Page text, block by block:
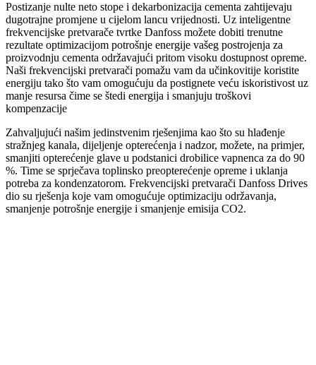
Postizanje nulte neto stope i dekarbonizacija cementa zahtijevaju
dugotrajne promjene u cijelom lancu vrijednosti. Uz inteligentne
frekvencijske pretvarače tvrtke Danfoss možete dobiti trenutne
rezultate optimizacijom potrošnje energije vašeg postrojenja za
proizvodnju cementa održavajući pritom visoku dostupnost opreme.
Naši frekvencijski pretvarači pomažu vam da učinkovitije koristite
energiju tako što vam omogućuju da postignete veću iskoristivost uz
manje resursa čime se štedi energija i smanjuju troškovi
kompenzacije
Zahvaljujući našim jedinstvenim rješenjima kao što su hlađenje
stražnjeg kanala, dijeljenje opterećenja i nadzor, možete, na primjer,
smanjiti opterećenje glave u podstanici drobilice vapnenca za do 90
%. Time se sprječava toplinsko preopterećenje opreme i uklanja
potreba za kondenzatorom. Frekvencijski pretvarači Danfoss Drives
dio su rješenja koje vam omogućuje optimizaciju održavanja,
smanjenje potrošnje energije i smanjenje emisija CO2.